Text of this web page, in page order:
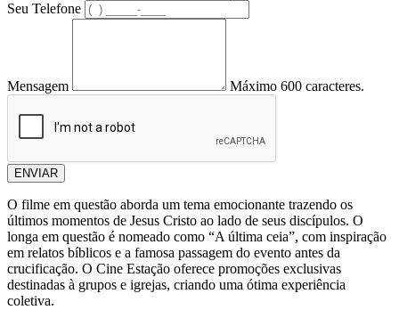
Seu Telefone
Mensagem Máximo 600 caracteres.
ENVIAR
O filme em questão aborda um tema emocionante trazendo os
últimos momentos de Jesus Cristo ao lado de seus discípulos. O
longa em questão é nomeado como “A última ceia”, com inspiração
em relatos bíblicos e a famosa passagem do evento antes da
crucificação. O Cine Estação oferece promoções exclusivas
destinadas à grupos e igrejas, criando uma ótima experiência
coletiva.